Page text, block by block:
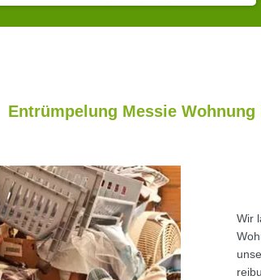
Entrümpelung Messie
Wir